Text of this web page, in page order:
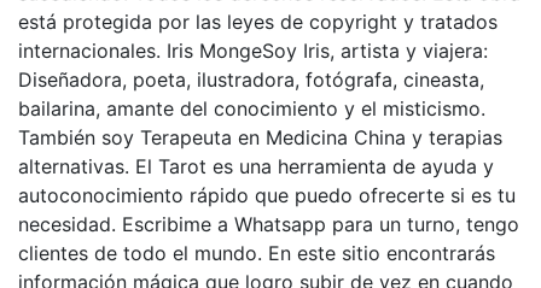
está protegida por las leyes de copyright y tratados
internacionales. Iris MongeSoy Iris, artista y viajera:
Diseñadora, poeta, ilustradora, fotógrafa, cineasta,
bailarina, amante del conocimiento y el misticismo.
También soy Terapeuta en Medicina China y terapias
alternativas. El Tarot es una herramienta de ayuda y
autoconocimiento rápido que puedo ofrecerte si es tu
necesidad. Escribime a Whatsapp para un turno, tengo
clientes de todo el mundo. En este sitio encontrarás
información mágica que logro subir de vez en cuando